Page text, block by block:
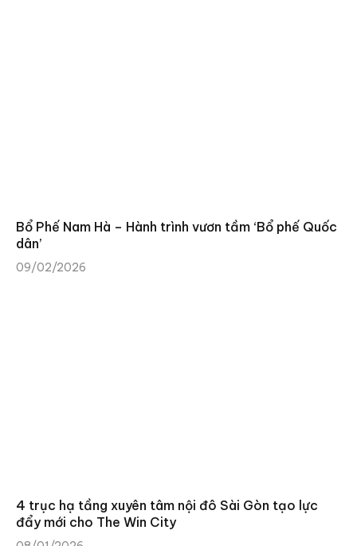
Bổ Phế Nam Hà – Hành trình vươn tầm ‘Bổ phế Quốc
dân’
09/02/2026
4 trục hạ tầng xuyên tâm nội đô Sài Gòn tạo lực
đẩy mới cho The Win City